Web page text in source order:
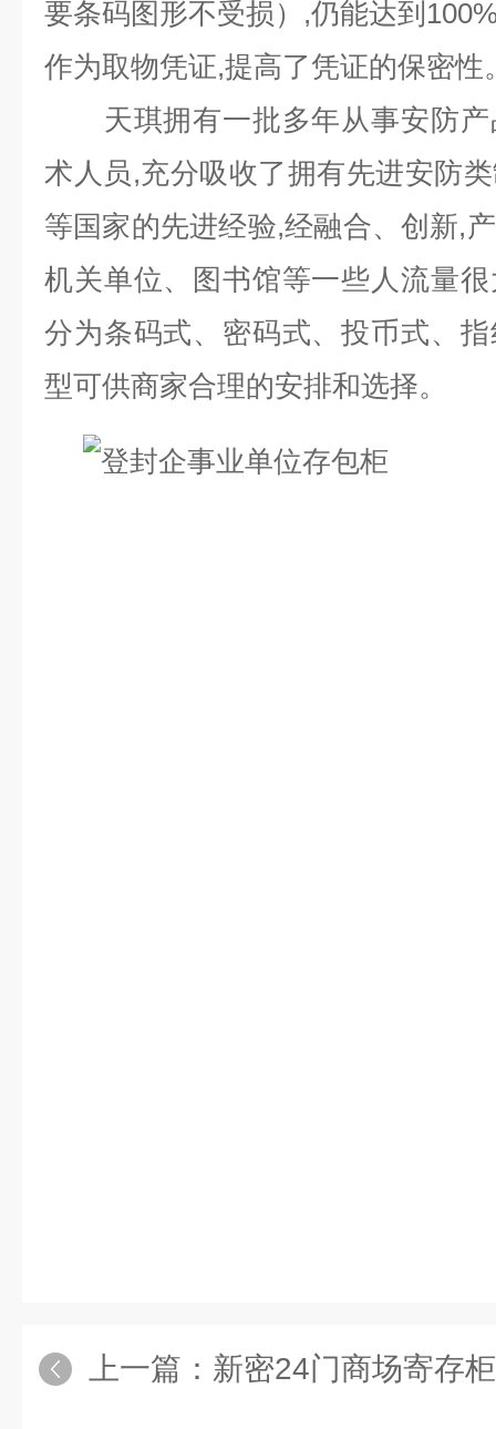
要条码图形不受损） ,仍能达到
作为取物凭证,提高了凭证的保密性
天琪拥有一批多年从事安防产
术人员 ,充分吸收了拥有先进安防
等国家的先进经验,经融合、创新,
机关单位、图书馆等一些人流量
分为条码式、密码式、投币式、
型可供商家合理的安排和选择。
上一篇： 新密24门商场寄存柜